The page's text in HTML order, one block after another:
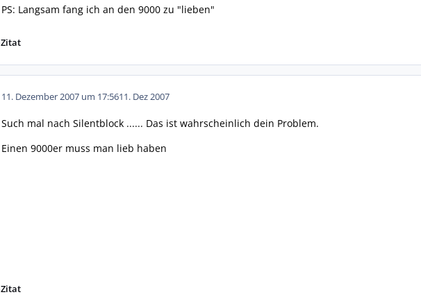
PS: Langsam fang ich an den 9000 zu "lieben"
Zitat
11. Dezember 2007 um 17:5611. Dez 2007
Such mal nach Silentblock ...... Das ist wahrscheinlich dein Problem.
Einen 9000er muss man lieb haben
Zitat